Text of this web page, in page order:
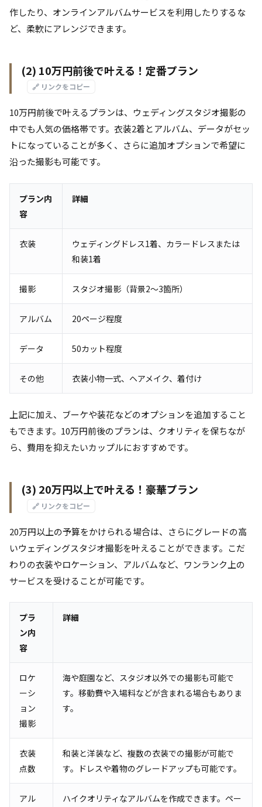
作したり、オンラインアルバムサービスを利用したりするな
ど、柔軟にアレンジできます。
(2) 10万円前後で叶える！定番プラン
🔗 リンクをコピー
10万円前後で叶えるプランは、ウェディングスタジオ撮影の
中でも人気の価格帯です。衣装2着とアルバム、データがセッ
トになっていることが多く、さらに追加オプションで希望に
沿った撮影も可能です。
プラン内
容
詳細
衣装
ウェディングドレス1着、カラードレスまたは
和装1着
撮影 スタジオ撮影（背景2～3箇所）
アルバム 20ページ程度
データ 50カット程度
その他 衣装小物一式、ヘアメイク、着付け
上記に加え、ブーケや装花などのオプションを追加すること
もできます。10万円前後のプランは、クオリティを保ちなが
ら、費用を抑えたいカップルにおすすめです。
(3) 20万円以上で叶える！豪華プラン
🔗 リンクをコピー
20万円以上の予算をかけられる場合は、さらにグレードの高
いウェディングスタジオ撮影を叶えることができます。こだ
わりの衣装やロケーション、アルバムなど、ワンランク上の
サービスを受けることが可能です。
プラ
ン内
容
詳細
ロケ
ーシ
ョン
撮影
海や庭園など、スタジオ以外での撮影も可能で
す。移動費や入場料などが含まれる場合もありま
す。
衣装
点数
和装と洋装など、複数の衣装での撮影が可能で
す。ドレスや着物のグレードアップも可能です。
アル
ハイクオリティなアルバムを作成できます。ペー